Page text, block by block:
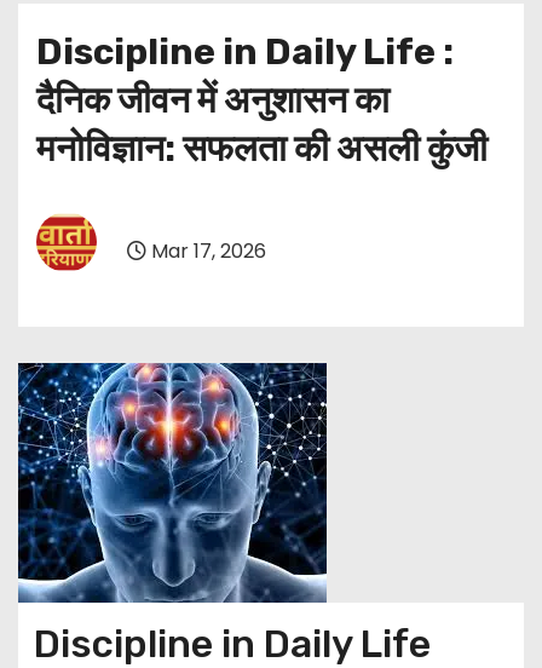
Discipline in Daily Life :
दैनिक जीवन में अनुशासन का
मनोविज्ञान: सफलता की असली कुंजी
Mar 17, 2026
Discipline in Daily Life